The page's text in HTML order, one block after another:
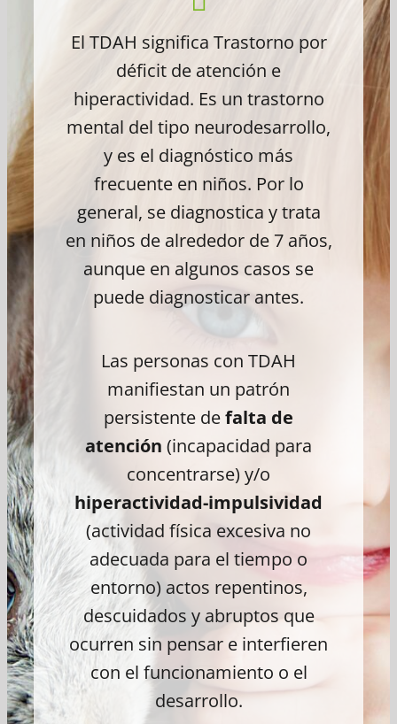
El TDAH significa Trastorno por
déficit de atención e
hiperactividad. Es un trastorno
mental del tipo neurodesarrollo,
y es el diagnóstico más
frecuente en niños. Por lo
general, se diagnostica y trata
en niños de alrededor de 7 años,
aunque en algunos casos se
puede diagnosticar antes.
Las personas con TDAH
manifiestan un patrón
persistente defalta de
atención (incapacidad para
concentrarse) y/o
hiperactividad-impulsividad
(actividad física excesiva no
adecuada para el tiempo o
entorno) actos repentinos,
descuidados y abruptos que
ocurren sin pensar e interfieren
con el funcionamiento o el
desarrollo.